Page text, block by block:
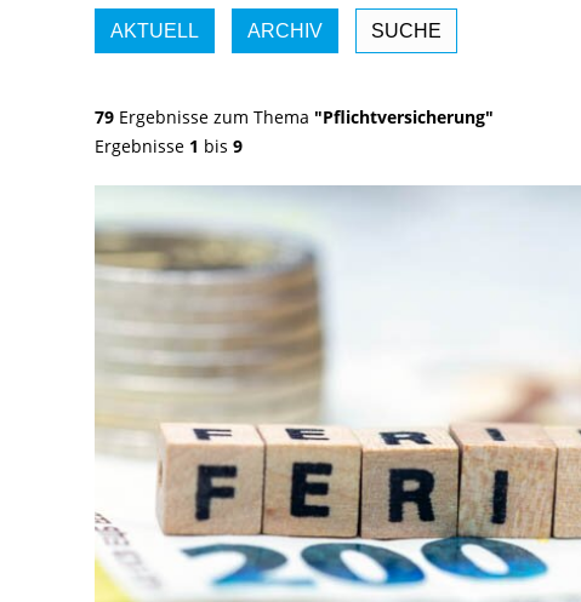
AKTUELL ARCHIV SUCHE
79 Ergebnisse zum Thema "Pflichtversicherung"
Ergebnisse 1 bis 9